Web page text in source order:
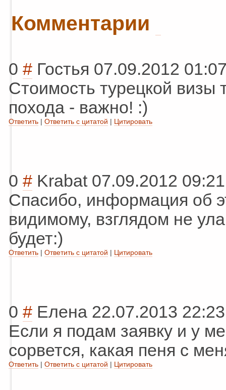
Комментарии
0 # Гостья 07.09.2012
Стоимость турецкой визы
похода - важно! :)
Ответить | Ответить с цитатой | Цитировать
0 # Krabat 07.09.2012 09:21
Спасибо, информация об
видимому, взглядом не
будет:)
Ответить | Ответить с цитатой | Цитировать
0 # Елена 22.07.2013 22:23
Если я подам заявку и у
сорвется, какая пеня с
Ответить | Ответить с цитатой | Цитировать